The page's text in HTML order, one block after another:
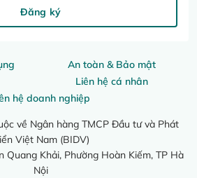
An toàn & Bảo mật
Liên hệ cá nhân
hệ doanh nghiệp
về Ngân hàng TMCP Đầu tư và Phát
Việt Nam (BIDV)
Quang Khải, Phường Hoàn Kiếm, TP Hà
Nội
Đăng ký